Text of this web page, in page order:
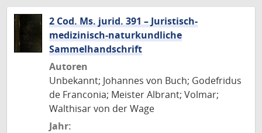
2 Cod. Ms. jurid. 391 – Juristisch-
medizinisch-naturkundliche
Sammelhandschrift
Autoren
Unbekannt; Johannes von Buch; Godefridus
de Franconia; Meister Albrant; Volmar;
Walthisar von der Wage
Jahr: